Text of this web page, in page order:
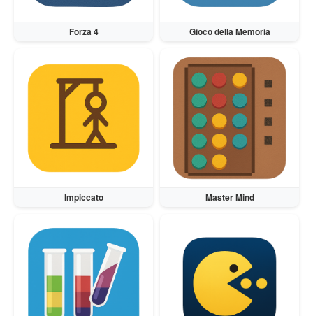
Forza 4 Gioco della Memoria
Impiccato Master Mind